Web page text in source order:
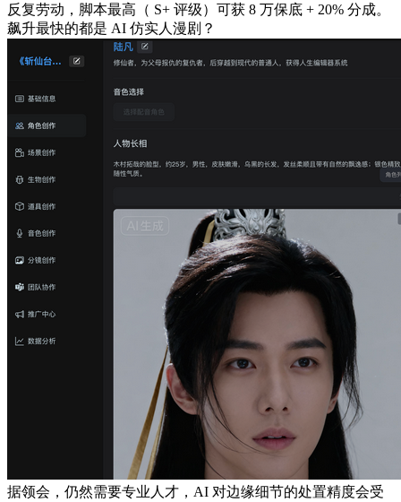
反复劳动，脚本最高（ S+ 评级）可获 8 万保底 + 20% 分成。
飙升最快的都是 AI 仿实人漫剧？
据领会，仍然需要专业人才，AI 对边缘细节的处置精度会受